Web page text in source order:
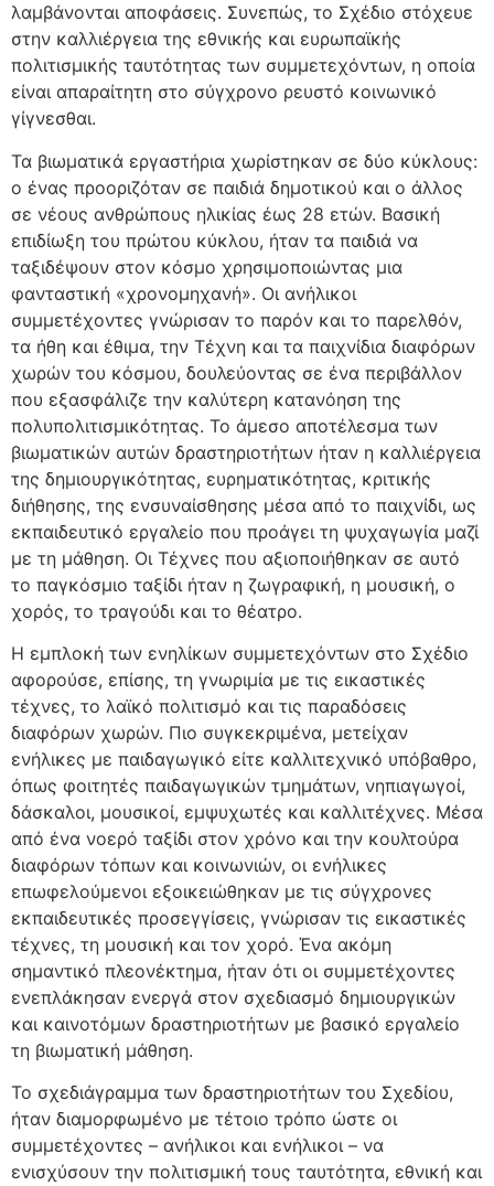
λαμβάνονται αποφάσεις. Συνεπώς, το Σχέδιο στόχευε
στην καλλιέργεια της εθνικής και ευρωπαϊκής
πολιτισμικής ταυτότητας των συμμετεχόντων, η οποία
είναι απαραίτητη στο σύγχρονο ρευστό κοινωνικό
γίγνεσθαι.
Τα βιωματικά εργαστήρια χωρίστηκαν σε δύο κύκλους:
ο ένας προοριζόταν σε παιδιά δημοτικού και ο άλλος
σε νέους ανθρώπους ηλικίας έως 28 ετών. Βασική
επιδίωξη του πρώτου κύκλου, ήταν τα παιδιά να
ταξιδέψουν στον κόσμο χρησιμοποιώντας μια
φανταστική «χρονομηχανή». Οι ανήλικοι
συμμετέχοντες γνώρισαν το παρόν και το παρελθόν,
τα ήθη και έθιμα, την Τέχνη και τα παιχνίδια διαφόρων
χωρών του κόσμου, δουλεύοντας σε ένα περιβάλλον
που εξασφάλιζε την καλύτερη κατανόηση της
πολυπολιτισμικότητας. Το άμεσο αποτέλεσμα των
βιωματικών αυτών δραστηριοτήτων ήταν η καλλιέργεια
της δημιουργικότητας, ευρηματικότητας, κριτικής
διήθησης, της ενσυναίσθησης μέσα από το παιχνίδι, ως
εκπαιδευτικό εργαλείο που προάγει τη ψυχαγωγία μαζί
με τη μάθηση. Οι Τέχνες που αξιοποιήθηκαν σε αυτό
το παγκόσμιο ταξίδι ήταν η ζωγραφική, η μουσική, ο
χορός, το τραγούδι και το θέατρο.
Η εμπλοκή των ενηλίκων συμμετεχόντων στο Σχέδιο
αφορούσε, επίσης, τη γνωριμία με τις εικαστικές
τέχνες, το λαϊκό πολιτισμό και τις παραδόσεις
διαφόρων χωρών. Πιο συγκεκριμένα, μετείχαν
ενήλικες με παιδαγωγικό είτε καλλιτεχνικό υπόβαθρο,
όπως φοιτητές παιδαγωγικών τμημάτων, νηπιαγωγοί,
δάσκαλοι, μουσικοί, εμψυχωτές και καλλιτέχνες. Μέσα
από ένα νοερό ταξίδι στον χρόνο και την κουλτούρα
διαφόρων τόπων και κοινωνιών, οι ενήλικες
επωφελούμενοι εξοικειώθηκαν με τις σύγχρονες
εκπαιδευτικές προσεγγίσεις, γνώρισαν τις εικαστικές
τέχνες, τη μουσική και τον χορό. Ένα ακόμη
σημαντικό πλεονέκτημα, ήταν ότι οι συμμετέχοντες
ενεπλάκησαν ενεργά στον σχεδιασμό δημιουργικών
και καινοτόμων δραστηριοτήτων με βασικό εργαλείο
τη βιωματική μάθηση.
Το σχεδιάγραμμα των δραστηριοτήτων του Σχεδίου,
ήταν διαμορφωμένο με τέτοιο τρόπο ώστε οι
συμμετέχοντες – ανήλικοι και ενήλικοι – να
ενισχύσουν την πολιτισμική τους ταυτότητα, εθνική και